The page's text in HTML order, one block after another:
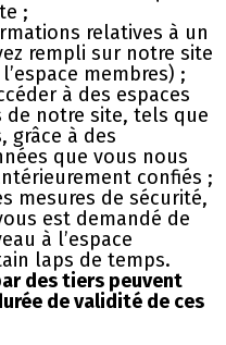
;
relatives à un
rempli sur notre site
membres) ;
à des espaces
de notre site, tels que
grâce à des
que vous nous
confiés ;
mesures de sécurité,
est demandé de
à l’espace
laps de temps.
des tiers peuvent
de validité de ces